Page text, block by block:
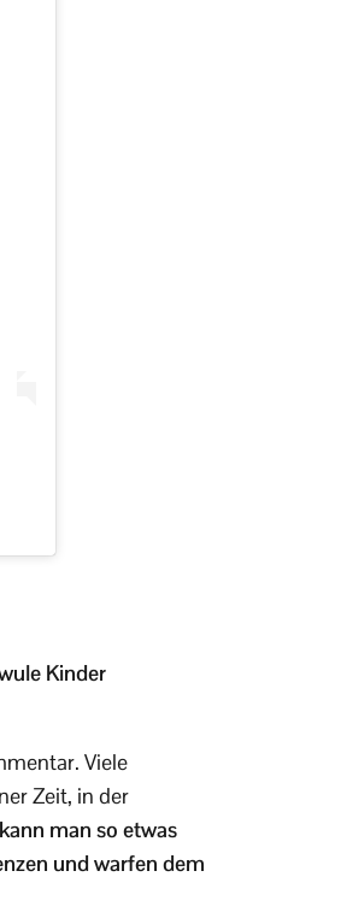
Kinder
Viele
Zeit, in der
man so etwas
und warfen dem